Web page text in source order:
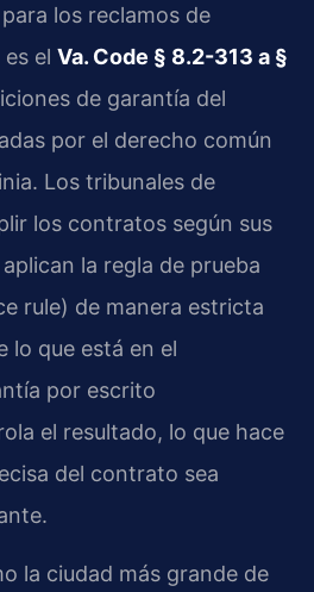
los reclamos de
el Va. Code § 8.2-313 a §
de garantía del
por el derecho común
Los tribunales de
los contratos según sus
la regla de prueba
rule) de manera estricta
que está en el
por escrito
el resultado, lo que hace
del contrato sea
la ciudad más grande de